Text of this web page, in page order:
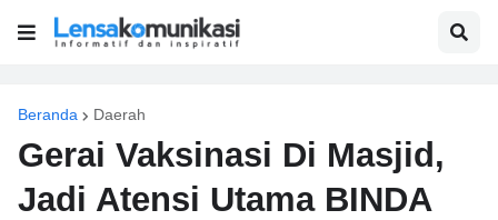
Beranda Daerah
Gerai Vaksinasi Di Masjid,
Jadi Atensi Utama BINDA